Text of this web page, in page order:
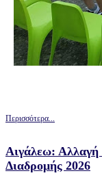
Περισσότερα...
Αιγάλεω: Αλλαγή
Διαδρομής 2026